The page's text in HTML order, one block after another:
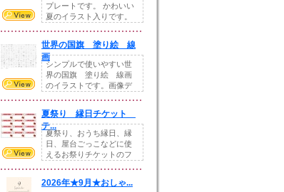
プレートです。 かわいい
夏のイラスト入りです。
世界の国旗 塗り絵 線
画
シンプルで使いやすい世
界の国旗 塗り絵 線画
のイラストです。画像デ
夏祭り 縁日チケット
テ...
夏祭り、おうち縁日、縁
日、屋台ごっこなどに使
えるお祭りチケットのフ
2026年★9月★おしゃ...